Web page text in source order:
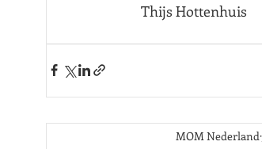
Thijs Hottenhuis
MOM Nederland